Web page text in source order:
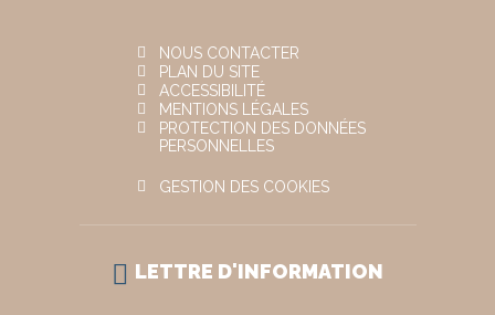
NOUS CONTACTER
PLAN DU SITE
ACCESSIBILITÉ
MENTIONS LÉGALES
PROTECTION DES DONNÉES
PERSONNELLES
GESTION DES COOKIES
LETTRE D'INFORMATION